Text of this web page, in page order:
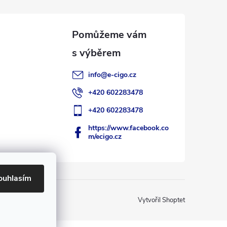
info@e-cigo.cz
+420 602283478
+420 602283478
https://www.facebook.co
m/ecigo.cz
Vytvořil Shoptet